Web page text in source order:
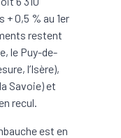
0,5 % au 1er
restent
le Puy-de-
l’Isère),
Savoie) et
recul.
est en